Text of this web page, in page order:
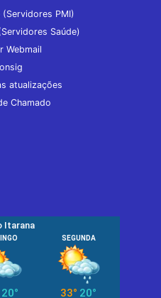
PMI)
Saúde)
Webmail
atualizações
Chamado